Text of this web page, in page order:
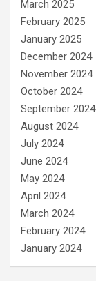
March 2025
February 2025
January 2025
December 2024
November 2024
October 2024
September 2024
August 2024
July 2024
June 2024
May 2024
April 2024
March 2024
February 2024
January 2024